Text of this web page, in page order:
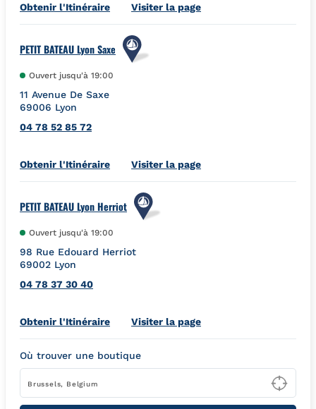
Obtenir l'ItinéraireLink Opens in New Tab
Visiter la page
PETIT BATEAU Lyon Saxe
Ouvert jusqu'à 19:00
11 Avenue De Saxe
69006 Lyon
04 78 52 85 72
Obtenir l'ItinéraireLink Opens in New Tab
Visiter la page
PETIT BATEAU Lyon Herriot
Ouvert jusqu'à 19:00
98 Rue Edouard Herriot
69002 Lyon
04 78 37 30 40
Obtenir l'ItinéraireLink Opens in New Tab
Visiter la page
Où trouver une boutique